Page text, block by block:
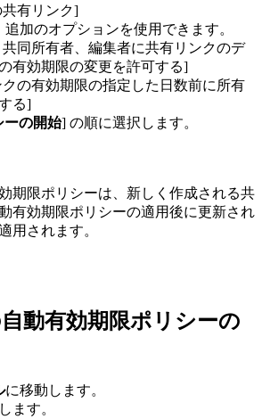
有リンク]
加のオプションを使用できます。
同所有者、編集者に共有リンクのデ
有効期限の変更を許可する]
の有効期限の指定した日数前に所有
る]
ーの開始] の順に選択します。
期限ポリシーは、新しく作成される共
有効期限ポリシーの適用後に更新され
用されます。
動有効期限ポリシーの
に移動します。
ます。